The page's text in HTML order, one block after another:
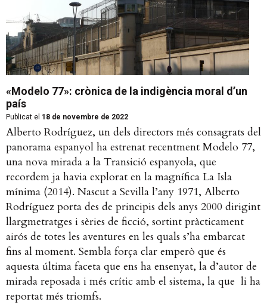
«Modelo 77»: crònica de la indigència moral d’un
país
Publicat el 18 de novembre de 2022
Alberto Rodríguez, un dels directors més consagrats del
panorama espanyol ha estrenat recentment Modelo 77,
una nova mirada a la Transició espanyola, que
recordem ja havia explorat en la magnífica La Isla
mínima (2014). Nascut a Sevilla l’any 1971, Alberto
Rodríguez porta des de principis dels anys 2000 dirigint
llargmetratges i sèries de ficció, sortint pràcticament
airós de totes les aventures en les quals s’ha embarcat
fins al moment. Sembla força clar emperò que és
aquesta última faceta que ens ha ensenyat, la d’autor de
mirada reposada i més crític amb el sistema, la que li ha
reportat més triomfs.